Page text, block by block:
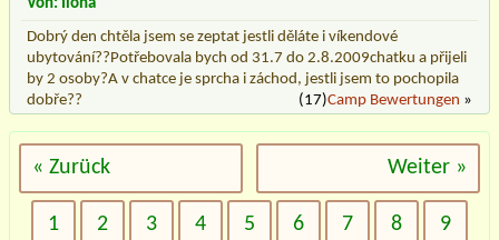
Von: Ilona
Dobrý den chtěla jsem se zeptat jestli děláte i víkendové
ubytování??Potřebovala bych od 31.7 do 2.8.2009chatku a přijeli
by 2 osoby?A v chatce je sprcha i záchod, jestli jsem to pochopila
dobře??
(17)Camp Bewertungen »
« Zurück Weiter »
1 2 3 4 5 6 7 8 9